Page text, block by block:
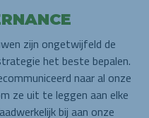
zijn ongetwijfeld de
het beste bepalen.
naar al onze
ze uit te leggen aan elke
bij aan onze